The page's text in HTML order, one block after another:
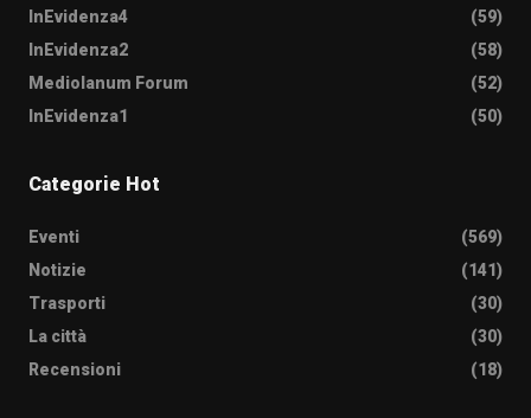
InEvidenza4
(59)
InEvidenza2
(58)
Mediolanum Forum
(52)
InEvidenza1
(50)
Categorie Hot
Eventi
(569)
Notizie
(141)
Trasporti
(30)
La città
(30)
Recensioni
(18)